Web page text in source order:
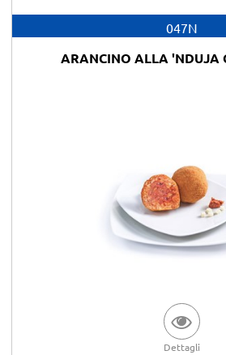
047N
ARANCINO ALLA 'NDUJA
Dettagli